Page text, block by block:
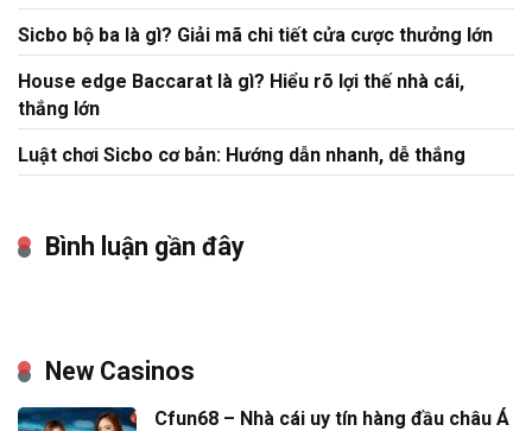
Sicbo bộ ba là gì? Giải mã chi tiết cửa cược thưởng lớn
House edge Baccarat là gì? Hiểu rõ lợi thế nhà cái,
thắng lớn
Luật chơi Sicbo cơ bản: Hướng dẫn nhanh, dễ thắng
Bình luận gần đây
New Casinos
Cfun68 – Nhà cái uy tín hàng đầu châu Á